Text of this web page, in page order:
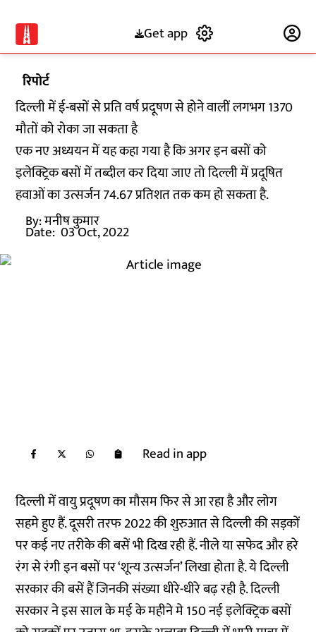
Get app
रिपोर्ट
दिल्ली में ई-बसों से प्रति वर्ष प्रदूषण से होने वालीं लगभग 1370
मौतों को रोका जा सकता है
एक नए अध्ययन में यह कहा गया है कि अगर इन बसों को
इलेक्ट्रिक बसों में तब्दील कर दिया जाए तो दिल्ली में प्रदूषित
हवाओं का उत्सर्जन 74.67 प्रतिशत तक कम हो सकता है.
By:मनीष कुमार
Date: 03 Oct, 2022
Read in app
दिल्ली में वायु प्रदूषण का मौसम फिर से आ रहा है और लोग
सहमे हुए हैं. दूसरी तरफ 2022 की शुरुआत से दिल्ली की सड़कों
पर कई नए तरीके की बसें भी दिख रही हैं. नीले या सफेद और हरे
रंग से रंगी इन बसों पर ‘शून्य उत्सर्जन’ लिखा होता है. ये दिल्ली
सरकार की बसें हैं जिनकी संख्या धीरे-धीरे बढ़ रही है. दिल्ली
सरकार ने इस साल के मई के महीने मे 150 नई इलेक्ट्रिक बसों